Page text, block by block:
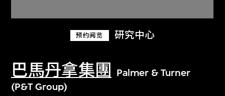
预约阅览 研究中心
巴馬丹拿集團
Palmer & Turner
(P&T Group)
关于M+藏品
探索世界顶级的二十及二十一世纪视觉
文化藏品。